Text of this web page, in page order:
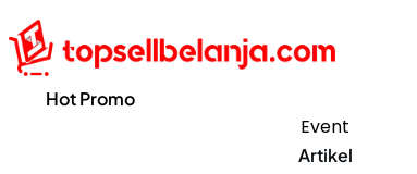
Hot Promo
Event
Artikel